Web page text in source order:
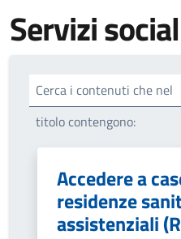
Servizi
Cerca i contenuti che nel
titolo contengono:
Accedere a
residenze
assistenziali